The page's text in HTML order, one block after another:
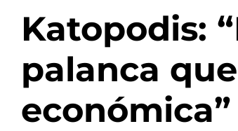
Katopodis:
palanca
económica”